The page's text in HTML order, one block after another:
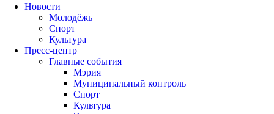
Новости
Молодёжь
Спорт
Культура
Пресс-центр
Главные события
Мэрия
Муниципальный контроль
Спорт
Культура